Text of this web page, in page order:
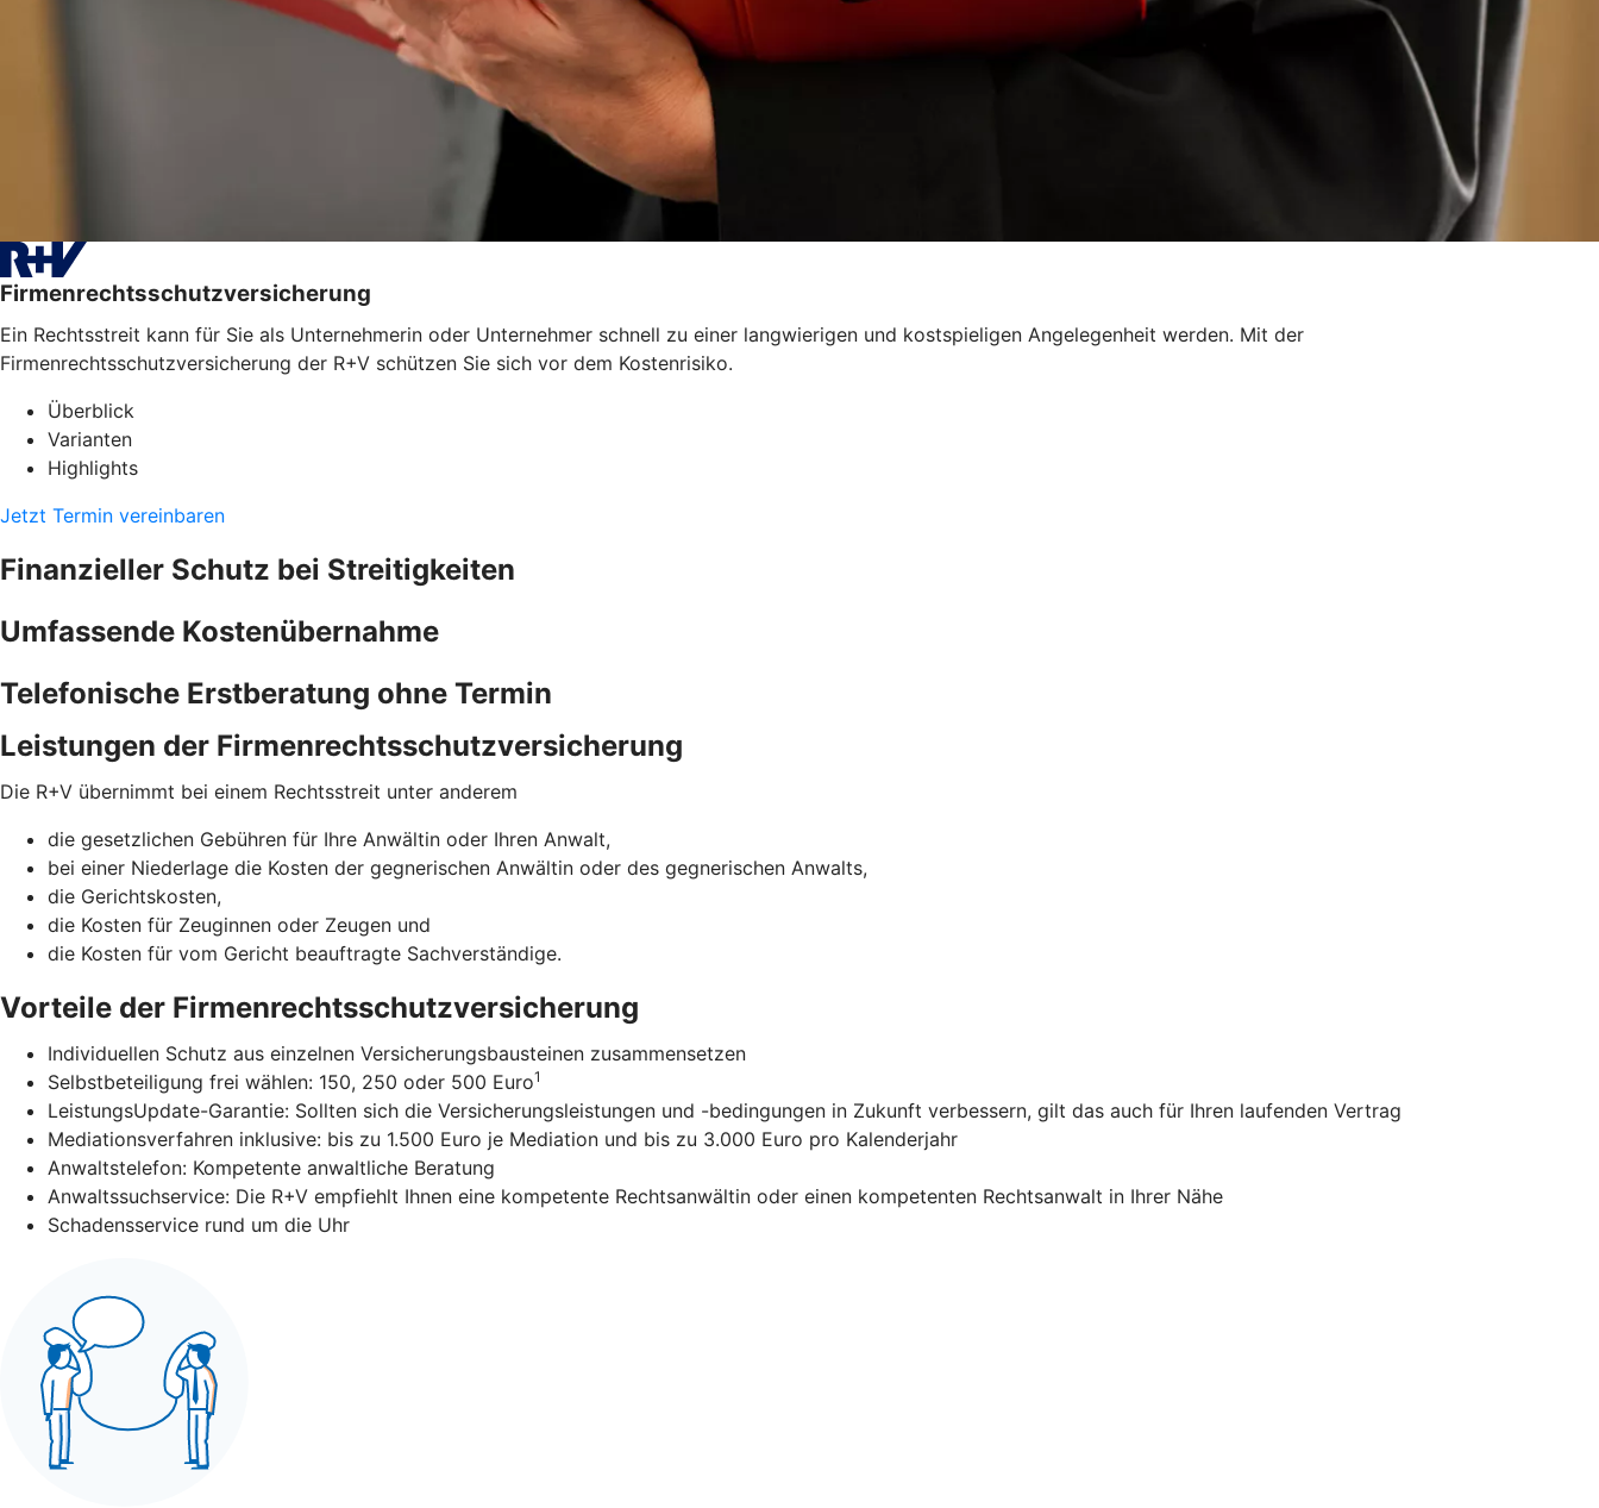
Firmenrechtsschutzversicherung
Ein Rechtsstreit kann für Sie als Unternehmerin oder Unternehmer schnell zu einer langwierigen und kostspieligen Angelegenheit werden. Mit der
Firmenrechtsschutzversicherung der R+V schützen Sie sich vor dem Kostenrisiko.
Überblick
Varianten
Highlights
Jetzt Termin vereinbaren
Finanzieller Schutz bei Streitigkeiten
Umfassende Kostenübernahme
Telefonische Erstberatung ohne Termin
Leistungen der Firmenrechtsschutzversicherung
Die R+V übernimmt bei einem Rechtsstreit unter anderem
die gesetzlichen Gebühren für Ihre Anwältin oder Ihren Anwalt,
bei einer Niederlage die Kosten der gegnerischen Anwältin oder des gegnerischen Anwalts,
die Gerichtskosten,
die Kosten für Zeuginnen oder Zeugen und
die Kosten für vom Gericht beauftragte Sachverständige.
Vorteile der Firmenrechtsschutzversicherung
Individuellen Schutz aus einzelnen Versicherungsbausteinen zusammensetzen
Selbstbeteiligung frei wählen: 150, 250 oder 500 Euro1
LeistungsUpdate-Garantie: Sollten sich die Versicherungsleistungen und -bedingungen in Zukunft verbessern, gilt das auch für Ihren laufenden Vertrag
Mediationsverfahren inklusive: bis zu 1.500 Euro je Mediation und bis zu 3.000 Euro pro Kalenderjahr
Anwaltstelefon: Kompetente anwaltliche Beratung
Anwaltssuchservice: Die R+V empfiehlt Ihnen eine kompetente Rechtsanwältin oder einen kompetenten Rechtsanwalt in Ihrer Nähe
Schadensservice rund um die Uhr